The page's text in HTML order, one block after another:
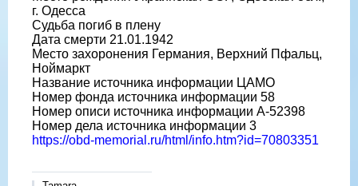
г. Одесса
Судьба погиб в плену
Дата смерти 21.01.1942
Место захоронения Германия, Верхний Пфальц,
Ноймаркт
Название источника информации ЦАМО
Номер фонда источника информации 58
Номер описи источника информации A-52398
Номер дела источника информации 3
https://obd-memorial.ru/html/info.htm?id=70803351